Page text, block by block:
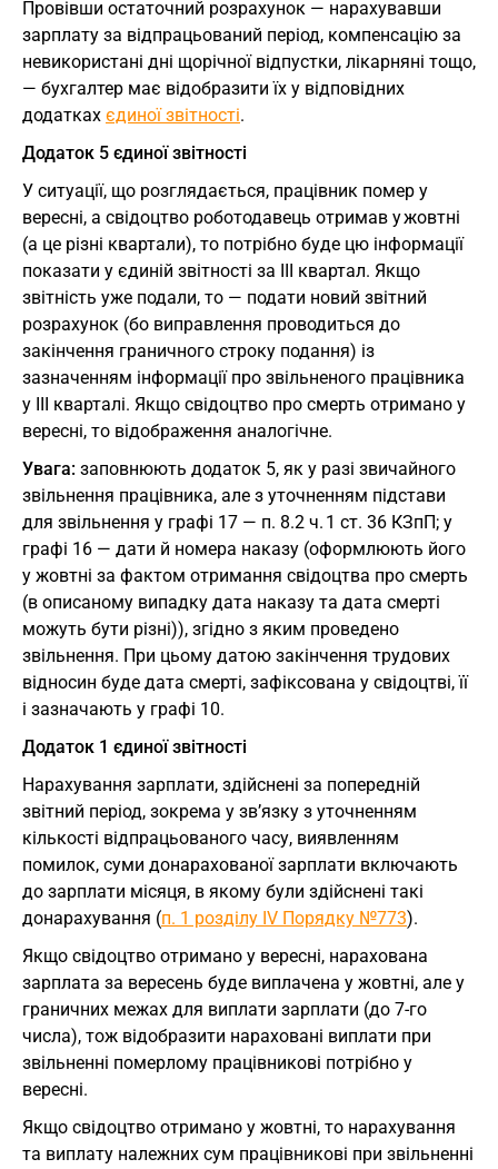
Провівши остаточний розрахунок — нарахувавши
зарплату за відпрацьований період, компенсацію за
невикористані дні щорічної відпустки, лікарняні тощо,
— бухгалтер має відобразити їх у відповідних
додатках єдиної звітності.
Додаток 5 єдиної звітності
У ситуації, що розглядається, працівник помер у
вересні, а свідоцтво роботодавець отримав у жовтні
(а це різні квартали), то потрібно буде цю інформації
показати у єдиній звітності за ІІІ квартал. Якщо
звітність уже подали, то — подати новий звітний
розрахунок (бо виправлення проводиться до
закінчення граничного строку подання) із
зазначенням інформації про звільненого працівника
у ІІІ кварталі. Якщо свідоцтво про смерть отримано у
вересні, то відображення аналогічне.
Увага: заповнюють додаток 5, як у разі звичайного
звільнення працівника, але з уточненням підстави
для звільнення у графі 17 — п. 8.2 ч. 1 ст. 36 КЗпП; у
графі 16 — дати й номера наказу (оформлюють його
у жовтні за фактом отримання свідоцтва про смерть
(в описаному випадку дата наказу та дата смерті
можуть бути різні)), згідно з яким проведено
звільнення. При цьому датою закінчення трудових
відносин буде дата смерті, зафіксована у свідоцтві, її
і зазначають у графі 10.
Додаток 1 єдиної звітності
Нарахування зарплати, здійснені за попередній
звітний період, зокрема у зв’язку з уточненням
кількості відпрацьованого часу, виявленням
помилок, суми донарахованої зарплати включають
до зарплати місяця, в якому були здійснені такі
донарахування (п. 1 розділу IV Порядку №773).
Якщо свідоцтво отримано у вересні, нарахована
зарплата за вересень буде виплачена у жовтні, але у
граничних межах для виплати зарплати (до 7-го
числа), тож відобразити нараховані виплати при
звільненні померлому працівникові потрібно у
вересні.
Якщо свідоцтво отримано у жовтні, то нарахування
та виплату належних сум працівникові при звільненні